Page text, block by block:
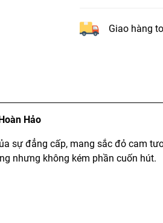
Giao hàng
Hảo
sự đẳng cấp, mang sắc đỏ cam
nhưng không kém phần cuốn hút.